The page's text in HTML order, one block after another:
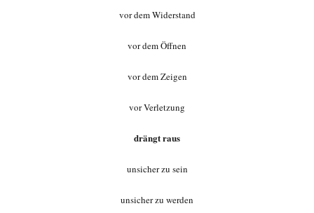
vor dem Widerstand
vor dem Öffnen
vor dem Zeigen
vor Verletzung
drängt raus
unsicher zu sein
unsicher zu werden